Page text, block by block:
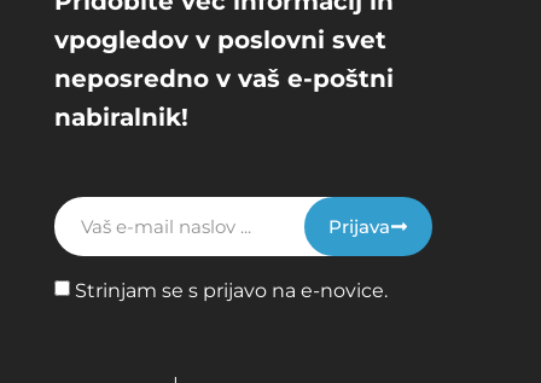
vpogledov v poslovni svet
neposredno v vaš e-poštni
nabiralnik!
Strinjam se s prijavo na e-novice.
Prijava